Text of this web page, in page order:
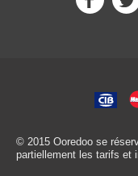
© 2015 Ooredoo se
partiellement les tarifs et